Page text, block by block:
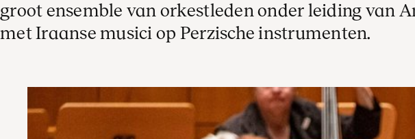
groot ensemble van orkestleden onder leiding van
met Iraanse musici op Perzische instrumenten.